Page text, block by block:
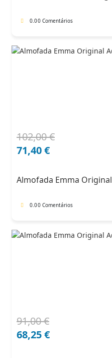
0.00 Comentários
102,00€
O
preço
102,00 €.
71,40€
O
preço
71,40 €.
Almofada Emma
0.00 Comentários
91,00€
O
preço
68,25€
O
preço